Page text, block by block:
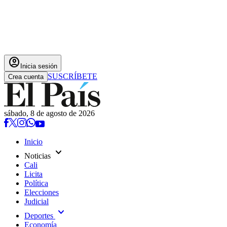
account_circle Inicia sesión
Crea cuenta SUSCRÍBETE
sábado, 8 de agosto de 2026
Inicio
Noticias expand_more
Cali
Licita
Política
Elecciones
Judicial
Deportes expand_more
Economía